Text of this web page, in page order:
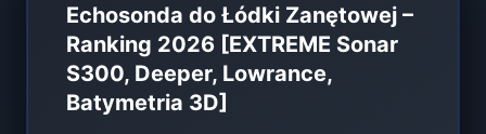
Echosonda do Łódki Zanętowej –
Ranking 2026 [EXTREME Sonar
S300, Deeper, Lowrance,
Batymetria 3D]